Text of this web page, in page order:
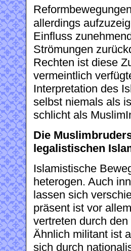
allerdings
Einfluss
Strömungen
Rechten ist diese
vermeintlich
Interpretation des
selbst niemals als
schlicht als
Die
legalistischen
Islamistische
heterogen. Auch
lassen sich
präsent ist vor
vertreten durch den
Ähnlich militant ist
sich durch